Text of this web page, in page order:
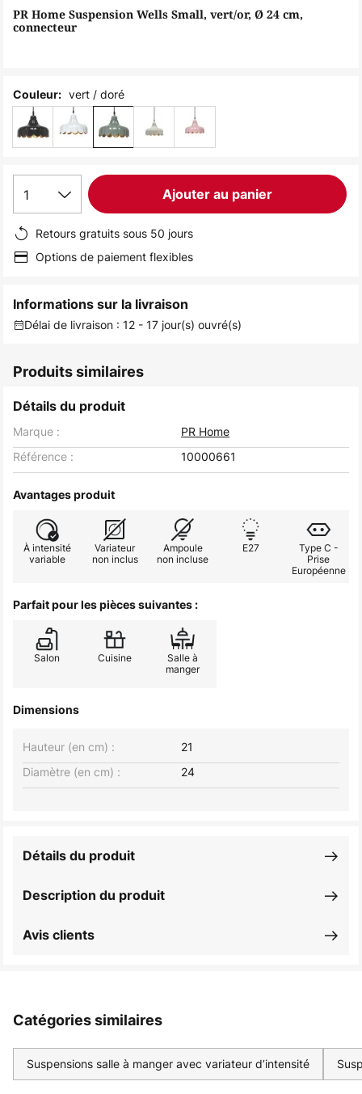
of
the
PR Home Suspension Wells Small, vert/or, Ø 24 cm,
connecteur
Couleur: vert / doré
1 Ajouter au panier
Retours gratuits sous 50 jours
Options de paiement flexibles
Informations sur la livraison
Délai de livraison : 12 - 17 jour(s) ouvré(s)
Produits similaires
Détails du produit
Marque :
PR Home
Référence :
10000661
Avantages produit
À intensité
variable
Variateur
non inclus
Ampoule
non incluse
E27
Type C -
Prise
Européenne
Parfait pour les pièces suivantes :
Salon Cuisine
Salle à
manger
Dimensions
Hauteur (en cm) :
21
Diamètre (en cm) :
24
Description du produit
Détails du produit
Avis clients
Catégories similaires
Suspensions salle à manger avec variateur d’intensité